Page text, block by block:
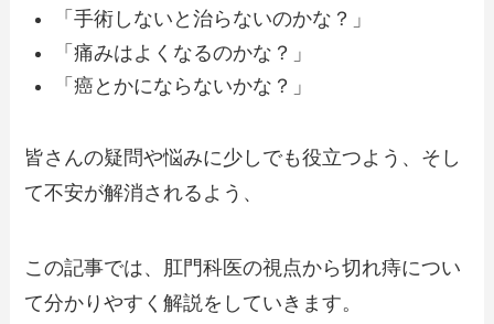
「手術しないと治らないのかな？」
「痛みはよくなるのかな？」
「癌とかにならないかな？」
皆さんの疑問や悩みに少しでも役立つよう、そし
て不安が解消されるよう、
この記事では、肛門科医の視点から切れ痔につい
て分かりやすく解説をしていきます。